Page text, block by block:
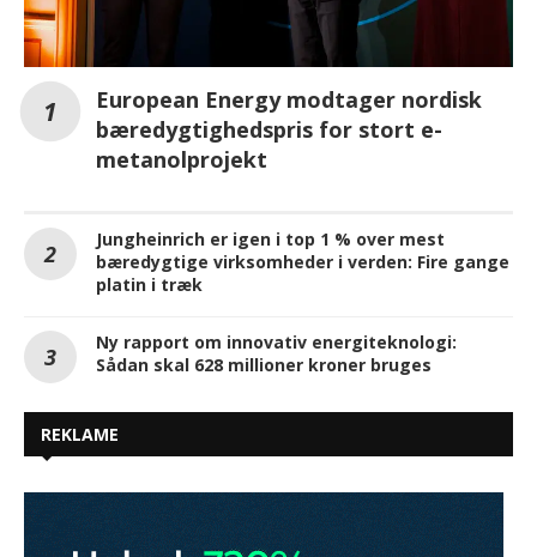
European Energy modtager nordisk
bæredygtighedspris for stort e-
metanolprojekt
Jungheinrich er igen i top 1 % over mest
bæredygtige virksomheder i verden: Fire gange
platin i træk
Ny rapport om innovativ energiteknologi:
Sådan skal 628 millioner kroner bruges
REKLAME